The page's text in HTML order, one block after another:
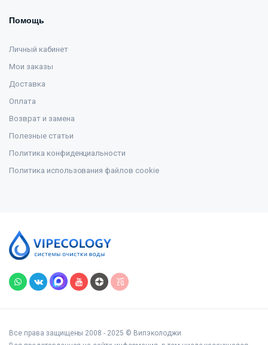
Помощь
Личный кабинет
Мои заказы
Доставка
Оплата
Возврат и замена
Полезные статьи
Политика конфиденциальности
Политика использования файлов cookie
Все права защищены 2008 - 2025 © Випэколоджи